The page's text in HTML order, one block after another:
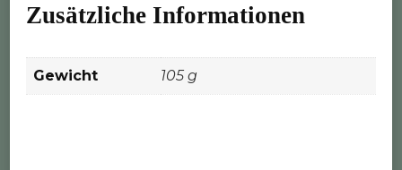
Zusätzliche Informationen
Gewicht 105 g